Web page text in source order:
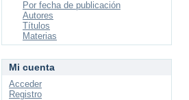
Por fecha de publicación
Autores
Títulos
Materias
Mi cuenta
Acceder
Registro